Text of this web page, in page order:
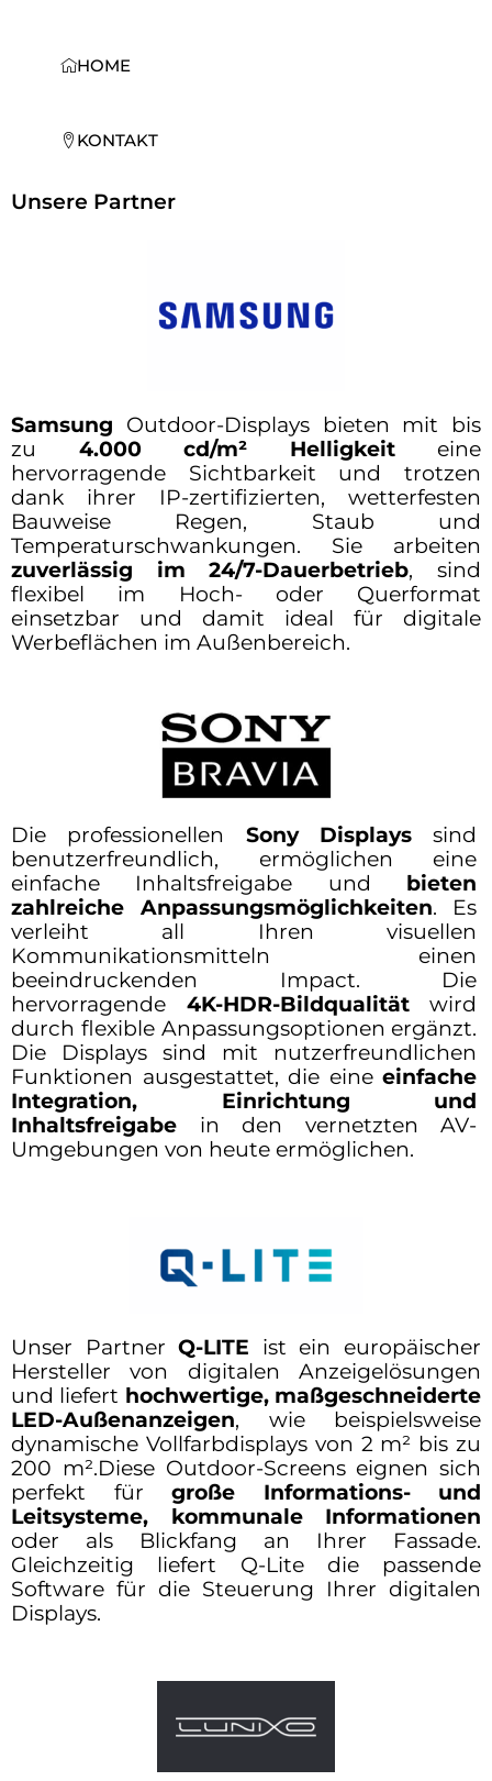
HOME
KONTAKT
Unsere Partner
Samsung Outdoor-Displays bieten mit bis
zu 4.000 cd/m² Helligkeiteine
hervorragende Sichtbarkeit und trotzen
dank ihrer IP-zertifizierten, wetterfesten
Bauweise Regen, Staub und
Temperaturschwankungen. Sie arbeiten
zuverlässig im 24/7-Dauerbetrieb, sind
flexibel im Hoch- oder Querformat
einsetzbar und damit ideal für digitale
Werbeflächen im Außenbereich.
Die professionellen Sony Displays sind
benutzerfreundlich, ermöglichen eine
einfache Inhaltsfreigabe und bieten
zahlreiche Anpassungsmöglichkeiten. Es
verleiht all Ihren visuellen
Kommunikationsmitteln einen
beeindruckenden Impact. Die
hervorragende 4K-HDR-Bildqualitätwird
durch flexible Anpassungsoptionen ergänzt.
Die Displays sind mit nutzerfreundlichen
Funktionen ausgestattet, die eineeinfache
Integration, Einrichtung und
Inhaltsfreigabe in den vernetzten AV-
Umgebungen von heute ermöglichen.
Unser PartnerQ-LITE ist ein europäischer
Hersteller von digitalen Anzeigelösungen
und liefert hochwertige, maßgeschneiderte
LED-Außenanzeigen, wie beispielsweise
dynamische Vollfarbdisplays von 2 m² bis zu
200 m².Diese Outdoor-Screens eignen sich
perfekt für große Informations- und
Leitsysteme, kommunale Informationen
oder als Blickfang an Ihrer Fassade.
Gleichzeitig liefert Q-Lite die passende
Software für die Steuerung Ihrer digitalen
Displays.